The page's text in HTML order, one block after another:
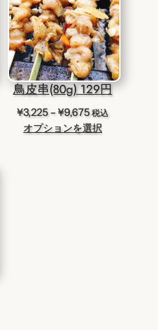
¥40,800
鳥皮串(80g) 129円
¥3,225 –¥9,675価
格
税込
オプションを選択